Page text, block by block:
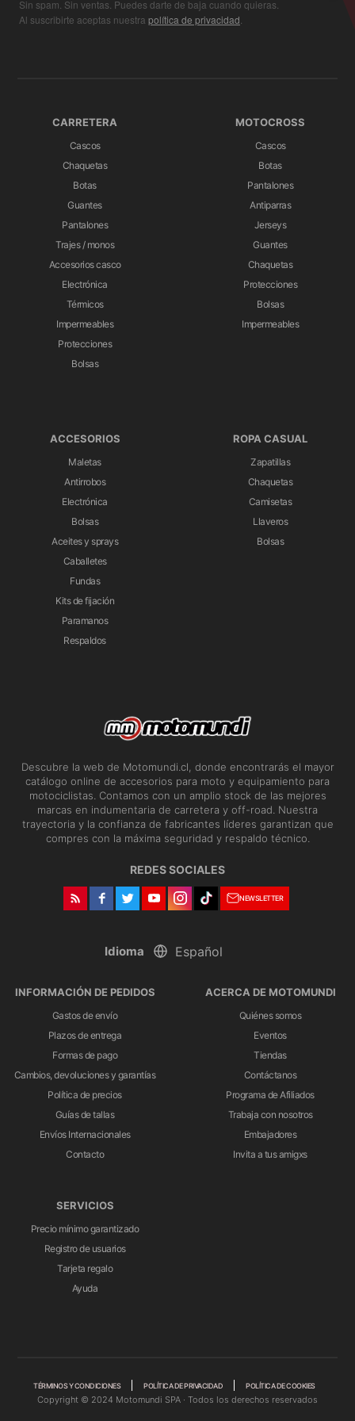
Sin spam. Sin ventas. Puedes darte de baja cuando quieras.
Al suscribirte aceptas nuestra política de privacidad
CARRETERA
Cascos
Chaquetas
Botas
Guantes
Pantalones
Trajes / monos
Accesorios casco
Electrónica
Térmicos
Impermeables
Protecciones
Bolsas
MOTOCROSS
Cascos
Botas
Pantalones
Antiparras
Jerseys
Guantes
Chaquetas
Protecciones
Bolsas
Impermeables
ACCESORIOS
Maletas
Antirrobos
Electrónica
Bolsas
Aceites y sprays
Caballetes
Fundas
Kits de fijación
Paramanos
Respaldos
ROPA CASUAL
Zapatillas
Chaquetas
Camisetas
Llaveros
Bolsas
Descubre la web de Motomundi.cl, donde encontrarás el mayor
catálogo online de accesorios para moto y equipamiento para
motociclistas. Contamos con un amplio stock de las mejores
marcas en indumentaria de carretera y off-road. Nuestra
trayectoria y la confianza de fabricantes líderes garantizan que
compres con la máxima seguridad y respaldo técnico.
REDES SOCIALES
NEWSLETTER
Idioma
INFORMACIÓN DE PEDIDOS
Gastos de envío
Plazos de entrega
Formas de pago
Cambios, devoluciones y garantías
Política de precios
Guías de tallas
Envíos Internacionales
Contacto
ACERCA DE MOTOMUNDI
Quiénes somos
Eventos
Tiendas
Contáctanos
Programa de Afiliados
Trabaja con nosotros
Embajadores
Invita a tus amigxs
SERVICIOS
Precio mínimo garantizado
Registro de usuarios
Tarjeta regalo
Ayuda
TÉRMINOS Y CONDICIONES POLÍTICA DE PRIVACIDAD POLÍTICA DE COOKIES
Copyright © 2024 Motomundi SPA · Todos los derechos reservados